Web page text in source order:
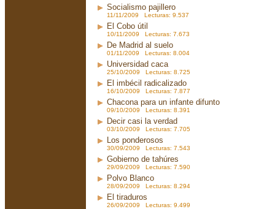
Socialismo pajillero
11/11/2009 Lecturas: 9.537
El Cobo útil
10/11/2009 Lecturas: 7.673
De Madrid al suelo
01/11/2009 Lecturas: 8.004
Universidad caca
25/10/2009 Lecturas: 8.725
El imbécil radicalizado
16/10/2009 Lecturas: 7.877
Chacona para un infante difunto
09/10/2009 Lecturas: 8.391
Decir casi la verdad
03/10/2009 Lecturas: 7.705
Los ponderosos
30/09/2009 Lecturas: 7.543
Gobierno de tahúres
29/09/2009 Lecturas: 7.590
Polvo Blanco
28/09/2009 Lecturas: 8.294
El tiraduros
26/09/2009 Lecturas: 9.499